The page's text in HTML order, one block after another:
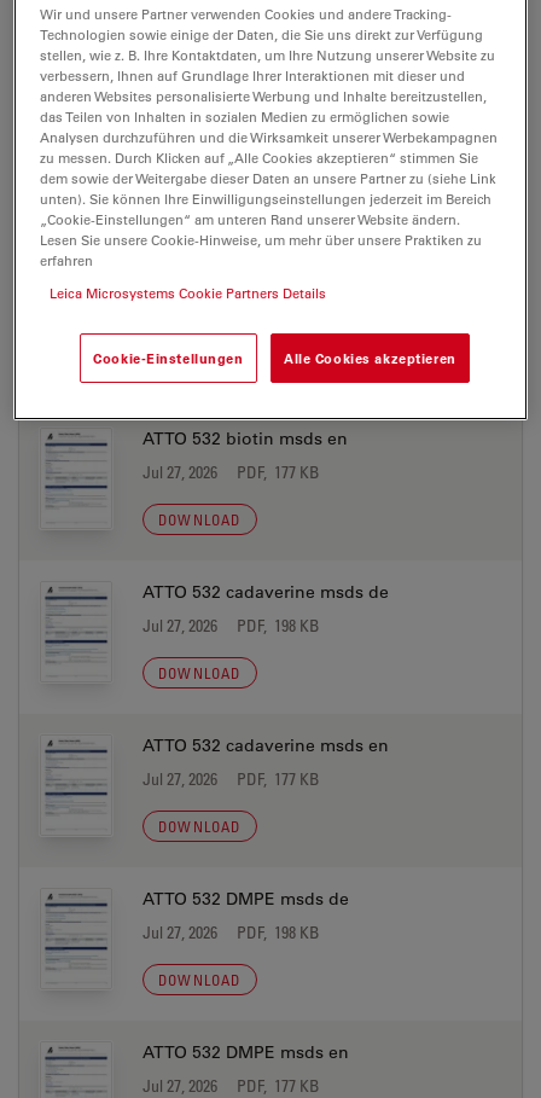
Jul 27, 2026 PDF, 198 KB
DOWNLOAD
ATTO 532 azide msds en
Jul 27, 2026 PDF, 177 KB
DOWNLOAD
ATTO 532 biotin msds de
DOWNLOAD
ATTO 532 biotin msds en
Jul 27, 2026 PDF, 177 KB
DOWNLOAD
ATTO 532 cadaverine msds de
Jul 27, 2026 PDF, 198 KB
DOWNLOAD
ATTO 532 cadaverine msds en
Jul 27, 2026 PDF, 177 KB
DOWNLOAD
ATTO 532 DMPE msds de
Jul 27, 2026 PDF, 198 KB
DOWNLOAD
ATTO 532 DMPE msds en
Jul 27, 2026 PDF, 177 KB
Wir und unsere Partner verwenden Cookies und andere Tracking-
Technologien sowie einige der Daten, die Sie uns direkt zur Verfügung
stellen, wie z. B. Ihre Kontaktdaten, um Ihre Nutzung unserer Website zu
verbessern, Ihnen auf Grundlage Ihrer Interaktionen mit dieser und
anderen Websites personalisierte Werbung und Inhalte bereitzustellen,
das Teilen von Inhalten in sozialen Medien zu ermöglichen sowie
Analysen durchzuführen und die Wirksamkeit unserer Werbekampagnen
zu messen. Durch Klicken auf „Alle Cookies akzeptieren“ stimmen Sie
dem sowie der Weitergabe dieser Daten an unsere Partner zu (siehe Link
unten). Sie können Ihre Einwilligungseinstellungen jederzeit im Bereich
„Cookie-Einstellungen“ am unteren Rand unserer Website ändern.
Lesen Sie unsere Cookie-Hinweise, um mehr über unsere Praktiken zu
erfahren
Leica Microsystems Cookie Partners Details
Cookie-Einstellungen Alle Cookies akzeptieren